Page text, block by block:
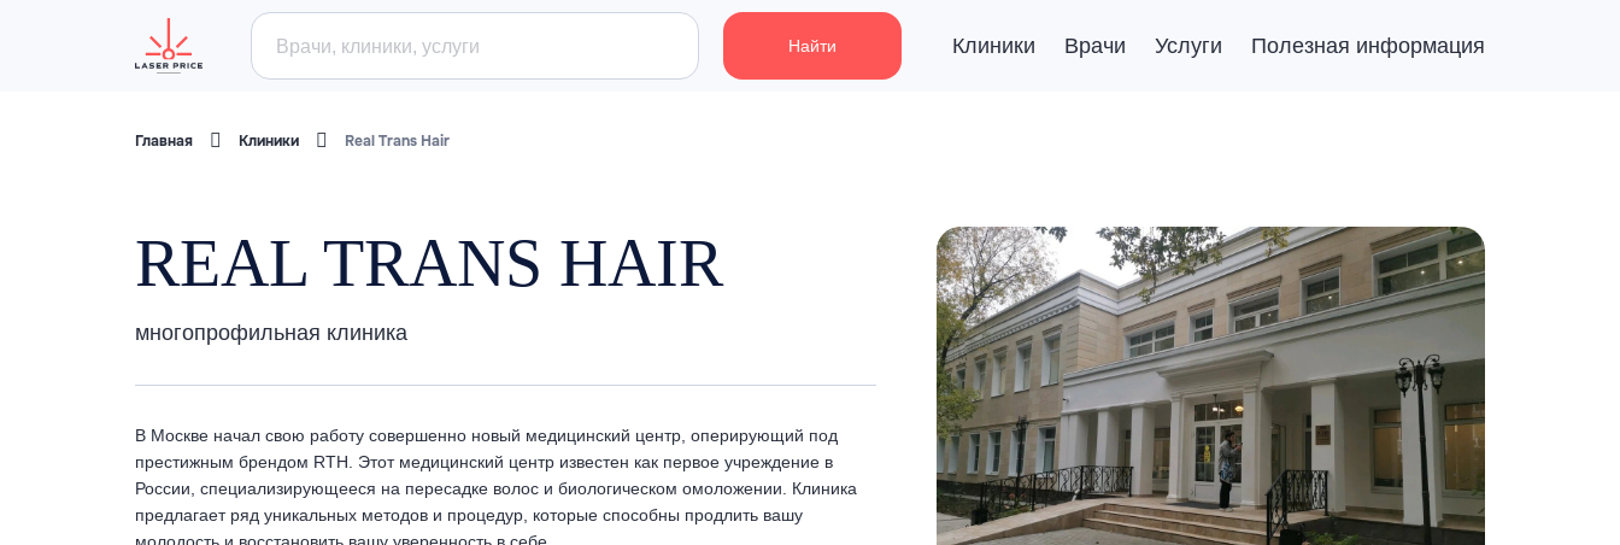
Найти Клиники Врачи Услуги Полезная информация
Главная Клиники Real Trans Hair
REAL TRANS HAIR
многопрофильная клиника
В Москве начал свою работу совершенно новый медицинский центр, оперирующий под
престижным брендом RTH. Этот медицинский центр известен как первое учреждение в
России, специализирующееся на пересадке волос и биологическом омоложении. Клиника
предлагает ряд уникальных методов и процедур, которые способны продлить вашу